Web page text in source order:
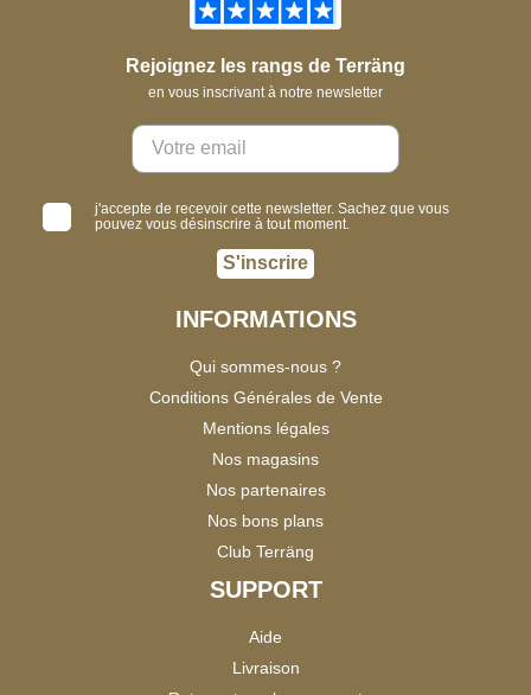
Rejoignez les rangs de Terräng
en vous inscrivant à notre newsletter
j'accepte de recevoir cette newsletter. Sachez que vous
pouvez vous désinscrire à tout moment.
S'inscrire
INFORMATIONS
Qui sommes-nous ?
Conditions Générales de Vente
Mentions légales
Nos magasins
Nos partenaires
Nos bons plans
Club Terräng
SUPPORT
Aide
Livraison